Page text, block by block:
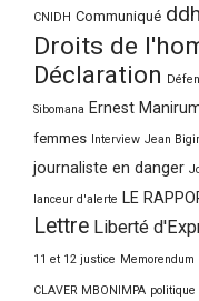
CNIDH Communiqué ddh
Droits de
Déclaration
Sibomana Ernest
femmes Interview Jean
journaliste en danger
lanceur d'alerte LE
Lettre Liberté
11 et 12 justice Memorendum
CLAVER MBONIMPA politique